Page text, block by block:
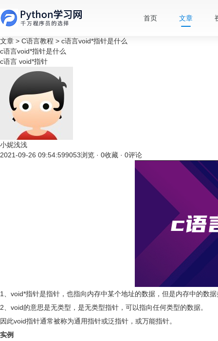
首页 文章
文章 > C语言教程 > c语言void*指针是什么
c语言void*指针是什么
c语言 void*指针
小妮浅浅
2021-09-26 09:54:599053浏览 · 0收藏 · 0评论
1、void*指针是指针，也指向内存中某个地址的数据，但是内存中的数
2、void的意思是无类型，是无类型指针，可以指向任何类型的数据。
因此void指针通常被称为通用指针或泛指针，或万能指针。
实例